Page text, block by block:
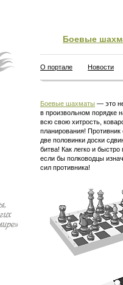
Боевые
О портале Новости
Боевые шахматы — это
в произвольном порядке
всю свою хитрость,
планирования!
две половинки доски
битва! Как легко и
если бы полководцы
сил противника!